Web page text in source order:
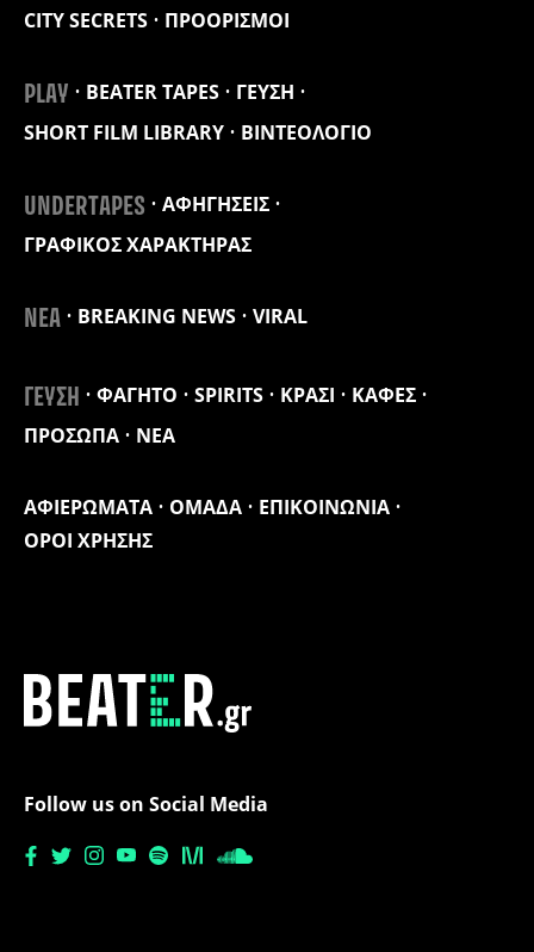
ΑΦΙΕΡΩΜΑΤΑ ΟΜΑΔΑ
ΕΠΙΚΟΙΝΩΝΙΑ
ΟΡΟΙ ΧΡΗΣΗΣ
CITY SECRETS
ΠΡΟΟΡΙΣΜΟΙ
PLAY BEATER TAPES
ΓΕΥΣΗ
SHORT FILM LIBRARY
ΒΙΝΤΕΟΛΟΓΙΟ
UNDERTAPES
ΑΦΗΓΗΣΕΙΣ
ΓΡΑΦΙΚΟΣ ΧΑΡΑΚΤΗΡΑΣ
ΝΕΑ BREAKING NEWS VIRAL
ΓΕΥΣΗ ΦΑΓΗΤΟ SPIRITS ΚΡΑΣΙ
ΚΑΦΕΣ
ΠΡΟΣΩΠΑ
ΝΕΑ
Follow us on Social Media